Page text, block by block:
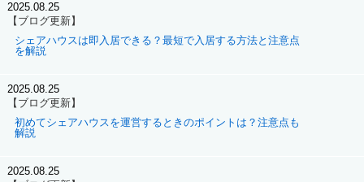
2025.08.25
【ブログ更新】
シェアハウスは即入居できる？最短で入居する方法と注意点
を解説
2025.08.25
【ブログ更新】
初めてシェアハウスを運営するときのポイントは？注意点も
解説
2025.08.25